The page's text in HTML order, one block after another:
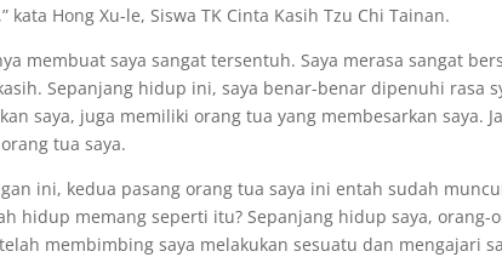
kata Hong Xu-le, Siswa TK Cinta Kasih Tzu Chi Tainan.
membuat saya sangat tersentuh. Saya merasa sangat
Sepanjang hidup ini, saya benar-benar dipenuhi rasa
saya, juga memiliki orang tua yang membesarkan saya.
tua saya.
ini, kedua pasang orang tua saya ini entah sudah
hidup memang seperti itu? Sepanjang hidup saya, orang-
membimbing saya melakukan sesuatu dan mengajari